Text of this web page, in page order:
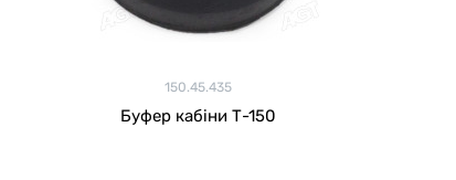
150.45.435
Буфер кабіни Т-150